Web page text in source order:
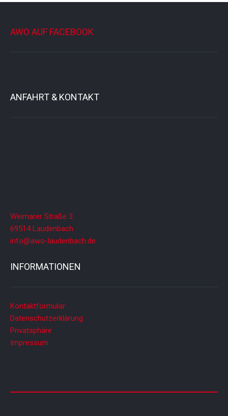
AWO AUF FACEBOOK
ANFAHRT & KONTAKT
Weimarer Straße 3
69514 Laudenbach
info@awo-laudenbach.de
INFORMATIONEN
Kontaktformular
Datenschutzerklärung
Privatsphäre
Impressum